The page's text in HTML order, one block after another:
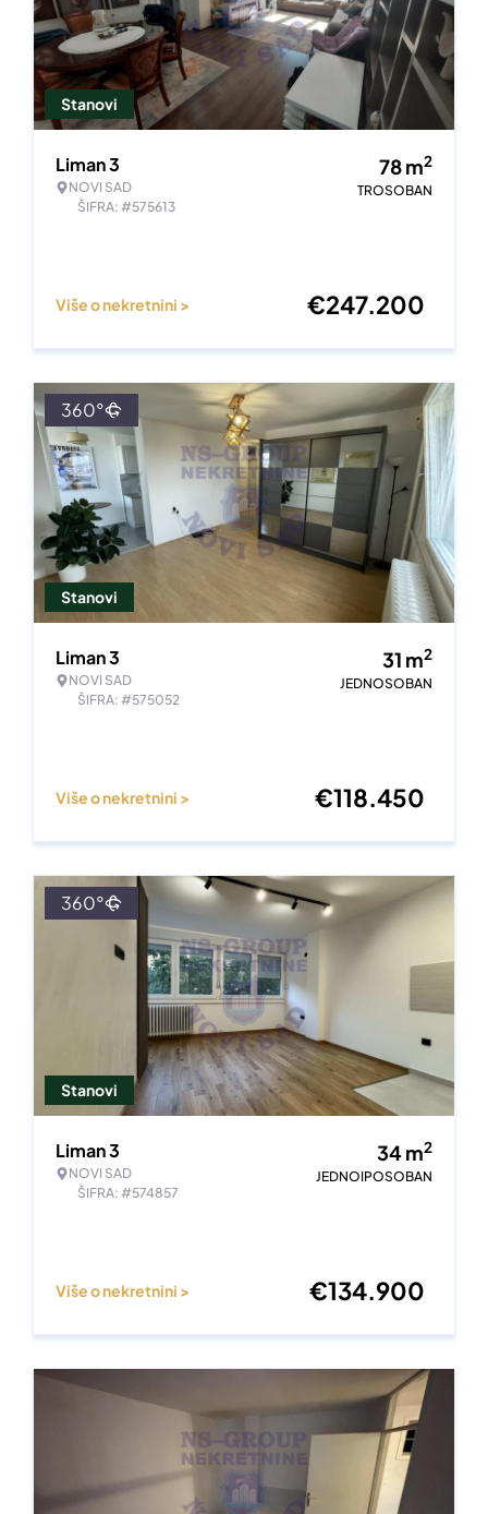
Stanovi
Liman 3
NOVI SAD
ŠIFRA: #575613
78m2
TROSOBAN
Više o nekretnini > €247.200
Stanovi
360°
Liman 3
NOVI SAD
ŠIFRA: #575052
31 m2
JEDNOSOBAN
Više o nekretnini > €118.450
Stanovi
360°
Liman 3
NOVI SAD
ŠIFRA: #574857
34m2
JEDNOIPOSOBAN
Više o nekretnini > €134.900